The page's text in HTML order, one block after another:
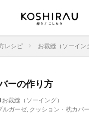
レシピ お裁縫（ソーイン
ーの作り方
お裁縫（ソーイング）
ルガーゼ, クッション・枕カバー